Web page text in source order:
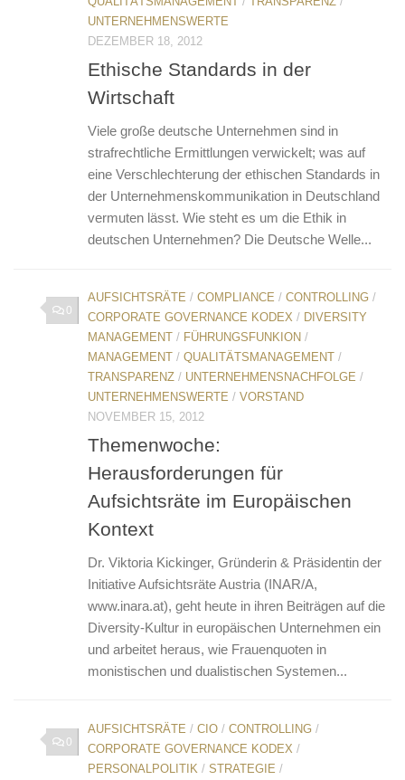
UNTERNEHMENSWERTE
DEZEMBER 18, 2012
Ethische Standards in der
Wirtschaft
Viele große deutsche Unternehmen sind in
strafrechtliche Ermittlungen verwickelt; was auf
eine Verschlechterung der ethischen Standards in
der Unternehmenskommunikation in Deutschland
vermuten lässt. Wie steht es um die Ethik in
deutschen Unternehmen? Die Deutsche Welle...
0
AUFSICHTSRÄTE / COMPLIANCE / CONTROLLING /
CORPORATE GOVERNANCE KODEX / DIVERSITY
MANAGEMENT / FÜHRUNGSFUNKION /
MANAGEMENT / QUALITÄTSMANAGEMENT /
TRANSPARENZ / UNTERNEHMENSNACHFOLGE /
UNTERNEHMENSWERTE / VORSTAND
NOVEMBER 15, 2012
Themenwoche:
Herausforderungen für
Aufsichtsräte im Europäischen
Kontext
Dr. Viktoria Kickinger, Gründerin & Präsidentin der
Initiative Aufsichtsräte Austria (INAR/A,
www.inara.at), geht heute in ihren Beiträgen auf die
Diversity-Kultur in europäischen Unternehmen ein
und arbeitet heraus, wie Frauenquoten in
monistischen und dualistischen Systemen...
0
AUFSICHTSRÄTE / CIO / CONTROLLING /
CORPORATE GOVERNANCE KODEX /
PERSONALPOLITIK / STRATEGIE /